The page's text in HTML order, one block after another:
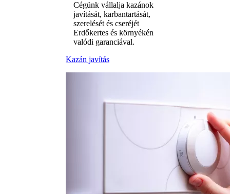
Cégünk vállalja kazánok
javítását, karbantartását,
szerelését és cseréjét
Erdőkertes és környékén
valódi garanciával.
Kazán javítás